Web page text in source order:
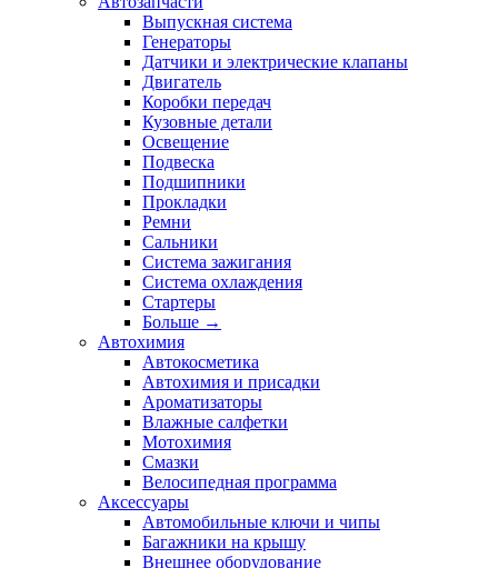
Выпускная система
Генераторы
Датчики и электрические клапаны
Двигатель
Коробки передач
Кузовные детали
Освещение
Подвеска
Подшипники
Прокладки
Ремни
Сальники
Система зажигания
Система охлаждения
Стартеры
Больше →
Автохимия
Автокосметика
Автохимия и присадки
Ароматизаторы
Влажные салфетки
Мотохимия
Смазки
Велосипедная программа
Аксессуары
Автомобильные ключи и чипы
Багажники на крышу
Внешнее оборудование